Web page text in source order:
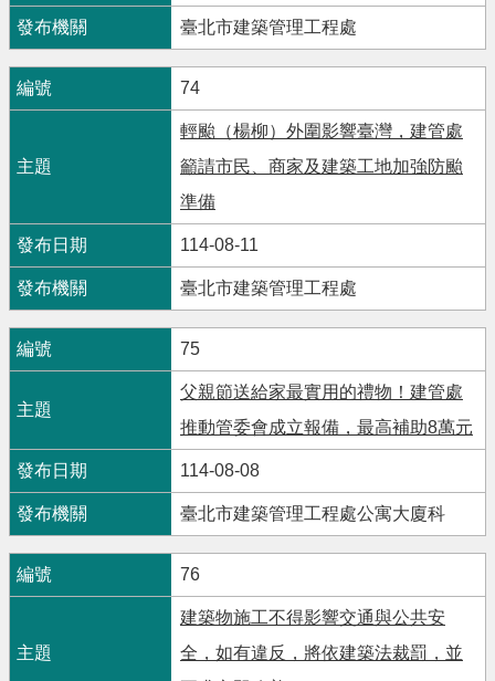
臺北市建築管理工程處
74
輕颱（楊柳）外圍影響臺灣，建管處
籲請市民、商家及建築工地加強防颱
準備
114-08-11
臺北市建築管理工程處
75
父親節送給家最實用的禮物！建管處
推動管委會成立報備，最高補助8萬元
114-08-08
臺北市建築管理工程處公寓大廈科
76
建築物施工不得影響交通與公共安
全，如有違反，將依建築法裁罰，並